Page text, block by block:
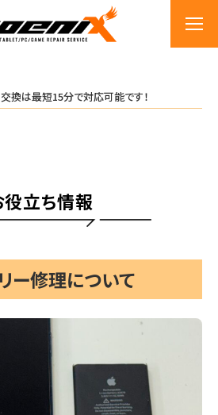
交換は最短15分で対応可能です！
役立ち情報
ー修理について